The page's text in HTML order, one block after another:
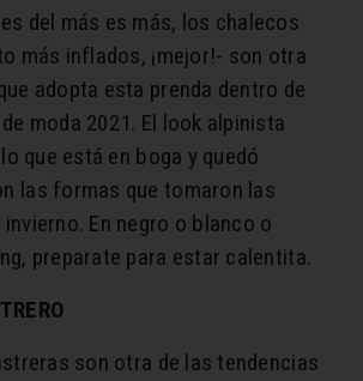
del más es más, los chalecos
más inflados, ¡mejor!- son otra
adopta esta prenda dentro de
moda 2021. El look alpinista
que está en boga y quedó
las formas que tomaron las
En negro o blanco o
preparate para estar calentita.
son otra de las tendencias